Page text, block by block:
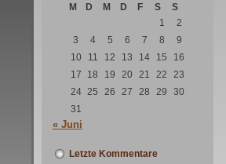
M
D M D F S
S
1
2
3
4 5 6 7 8
9
10
11 12 13 14 15
16
17
18 19 20 21 22
23
24 25 26 27 28 29
30
31
« Juni
Letzte Kommentare